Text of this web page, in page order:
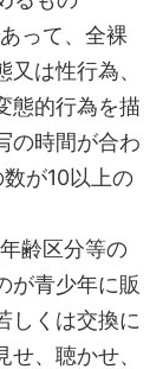
って、全裸
は性行為、
態的行為を描
の時間が合わ
が10以上の
齢区分等の
が青少年に販
しくは交換に
、聴かせ、